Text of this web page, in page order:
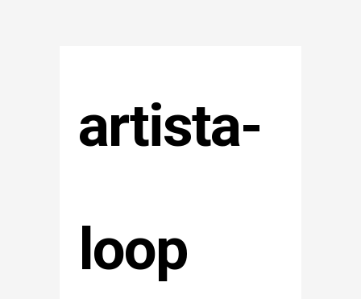
artista-
loop